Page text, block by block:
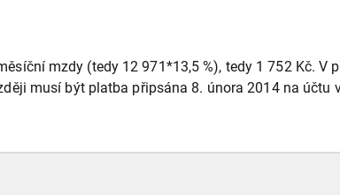
mzdy (tedy 12 971*13,5 %), tedy 1 752 Kč.
musí být platba připsána 8. února 2014 na účtu